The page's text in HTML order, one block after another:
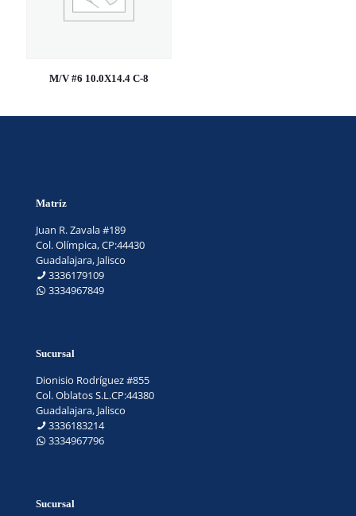
M/V #6 10.0X14.4 C-8
Matríz
Juan R. Zavala #189
Col. Olímpica, CP:44430
Guadalajara, Jalisco
3336179109
3334967849
Sucursal
Dionisio Rodríguez #855
Col. Oblatos S.L.CP:44380
Guadalajara, Jalisco
3336183214
3334967796
Sucursal